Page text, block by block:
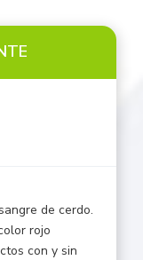
de cerdo.
rojo
con y sin